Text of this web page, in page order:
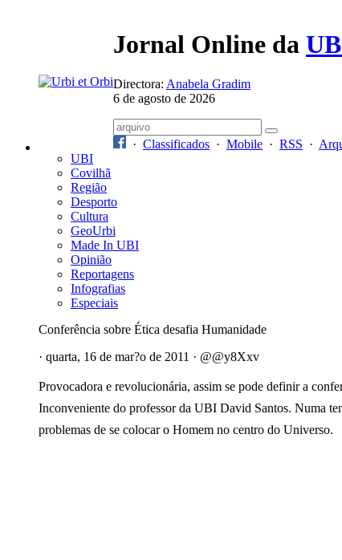
Jornal Online da
Directora: Anabela Gradim
6 de agosto de 2026
· Classificados · Mobile · RSS ·
UBI
Covilhã
Região
Desporto
Cultura
GeoUrbi
Made In UBI
Opinião
Reportagens
Infografias
Especiais
Conferência sobre Ética desafia Humanidade
· quarta, 16 de mar?o de 2011 · @@y8Xxv
Provocadora e revolucionária, assim se pode definir a
Inconveniente do professor da UBI David Santos. Numa
problemas de se colocar o Homem no centro do Universo.